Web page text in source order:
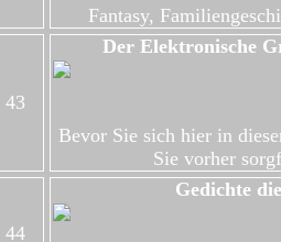
Fantasy,
43
Der Elektronische
Bevor Sie sich hier in
Sie vorher
44
Gedichte